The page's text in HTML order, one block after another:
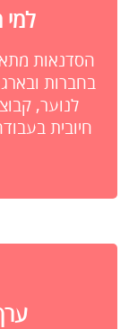
הסדנאות
בחברות
לנוער,
חיובית